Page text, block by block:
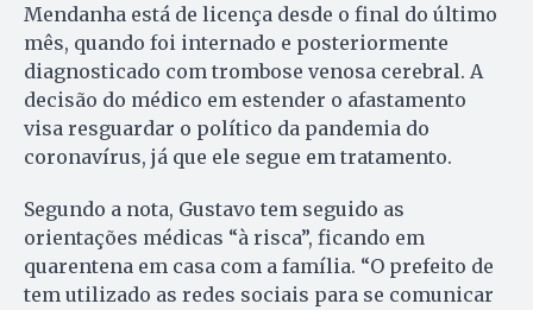
Mendanha está de licença desde o final do último
mês, quando foi internado e posteriormente
diagnosticado com trombose venosa cerebral. A
decisão do médico em estender o afastamento
visa resguardar o político da pandemia do
coronavírus, já que ele segue em tratamento.
Segundo a nota, Gustavo tem seguido as
orientações médicas “à risca”, ficando em
quarentena em casa com a família. “O prefeito de
tem utilizado as redes sociais para se comunicar